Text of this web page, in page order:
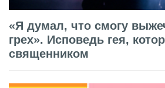
«Я думал, что смогу
грех». Исповедь гея,
священником